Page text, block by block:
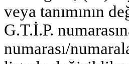
veya tanımının
G.T.İ.P.
numarası/